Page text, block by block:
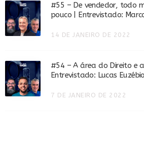
#55 – De vendedor, todo
pouco | Entrevistado:
14 DE JANEIRO DE 2022
#54 – A área do Direito e a
Entrevistado: Lucas Euzébio
7 DE JANEIRO DE 2022